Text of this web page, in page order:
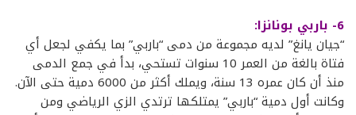
6- باربي بونانزا:
“جيان يانغ” لديه مجموعة من دمى “باربي” بما يكفي لجعل أي
فتاة بالغة من العمر 10 سنوات تستحي، بدأ في جمع الدمى
منذ أن كان عمره 13 سنة، ويملك أكثر من 6000 دمية حتى الآن.
وكانت أول دمية “باربي” يمتلكها ترتدي الزي الرياضي ومن